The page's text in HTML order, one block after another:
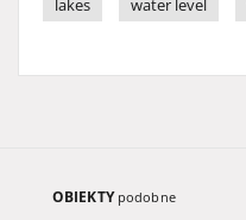
lakes
water level
OBIEKTY podobne